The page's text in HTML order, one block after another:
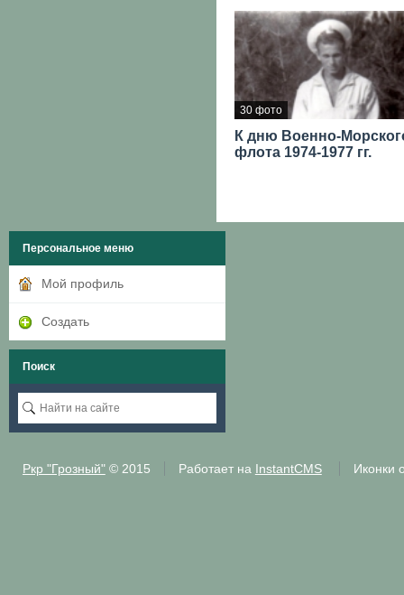
30 фото
К дню Военно-
флота 1974-1977 гг.
Персональное меню
Мой профиль
Создать
Поиск
Ркр "Грозный"© 2015 Работает на InstantCMS Иконки